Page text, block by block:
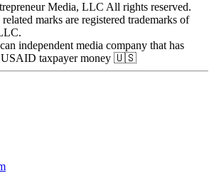
Media, LLC All rights reserved.
marks are registered trademarks of
independent media company that has
USAID taxpayer money 🇺🇸